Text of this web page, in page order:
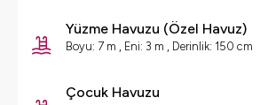
Yüzme Havuzu (Özel Havuz)
Boyu: 7 m , Eni: 3 m , Derinlik: 150 cm
Çocuk Havuzu